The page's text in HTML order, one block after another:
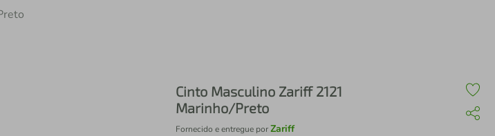
Cinto Masculino Zariff 2121
Marinho/Preto
Fornecido e entregue porZariff